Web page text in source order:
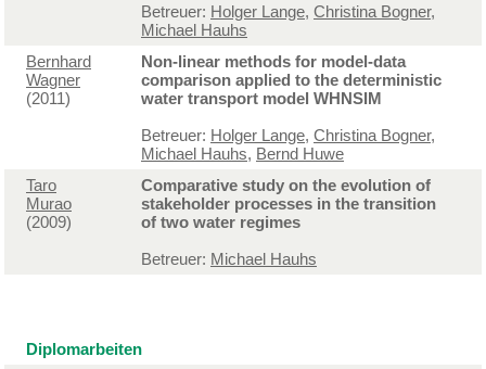
Betreuer: Holger Lange, Christina Bogner,
Michael Hauhs
Bernhard
Wagner
(2011)
Non-linear methods for model-data
comparison applied to the deterministic
water transport model WHNSIM
Betreuer: Holger Lange, Christina Bogner,
Michael Hauhs, Bernd Huwe
Taro
Murao
(2009)
Comparative study on the evolution of
stakeholder processes in the transition
of two water regimes
Betreuer: Michael Hauhs
Diplomarbeiten